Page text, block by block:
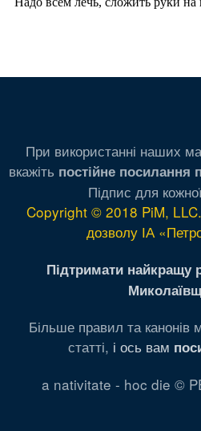
При використанні наших
вкажіть постійне посилання
Підпис для
Copyright © 2018 PiM,
дозволу ІА
Підтримати найкращу
Більше правил та канонів
статті, і ось вам
a nativitate - hoc die ©